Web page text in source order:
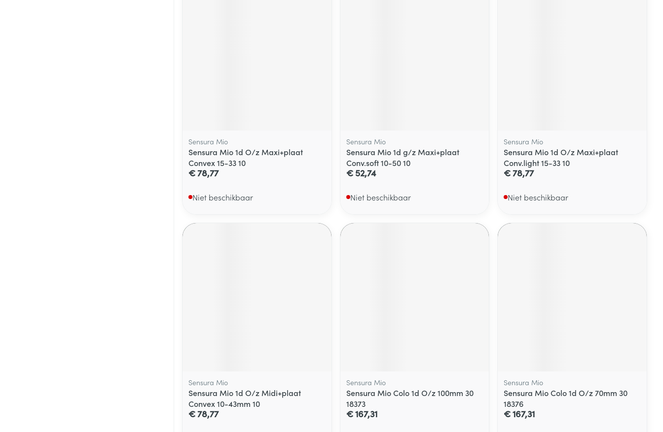
Sensura Mio
Sensura Mio 1d O/z Maxi+plaat
Convex 15-33 10
€ 78,77
Niet beschikbaar
Sensura Mio
Sensura Mio 1d g/z Maxi+plaat
Conv.soft 10-50 10
€ 52,74
Niet beschikbaar
Sensura Mio
Sensura Mio 1d O/z Maxi+plaat
Conv.light 15-33 10
€ 78,77
Niet beschikbaar
Sensura Mio
Sensura Mio 1d O/z Midi+plaat
Convex 10-43mm 10
€ 78,77
Sensura Mio
Sensura Mio Colo 1d O/z 100mm 30
18373
€ 167,31
Sensura Mio
Sensura Mio Colo 1d O/z 70mm 30
18376
€ 167,31